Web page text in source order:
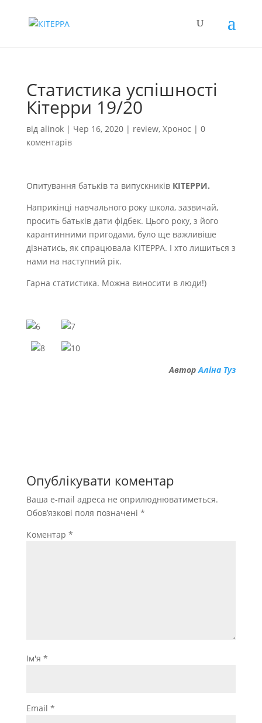
Статистика успішності
Кітерри 19/20
від alinok| Чер 16, 2020| review, Хронос | 0
коментарів
Опитування батьків та випускників КІТЕРРИ.
Наприкінці навчального року школа, зазвичай,
просить батьків дати фідбек. Цього року, з його
карантинними пригодами, було ще важливіше
дізнатись, як спрацювала КІТЕРРА. І хто лишиться з
нами на наступний рік.
Гарна статистика. Можна виносити в люди!)
Автор Аліна Туз
Опублікувати коментар
Ваша e-mail адреса не оприлюднюватиметься.
Обов’язкові поля позначені *
Коментар *
Ім'я *
Email *